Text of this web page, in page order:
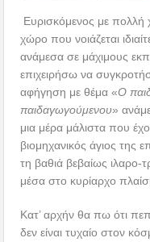
Ευρισκόμενος με πολλή
χώρο που νοιάζεται
ανάμεσα σε μάχιμους
επιχειρήσω να
αφήγηση με θέμα «Ο
παιδαγωγούμενου»
μια μέρα μάλιστα που
βιομηχανικός άγιος της
τη βαθιά βεβαίως ιλαρο-
μέσα στο κυρίαρχο
Κατ’ αρχήν θα πω ότι
δεν είναι τυχαίο στον